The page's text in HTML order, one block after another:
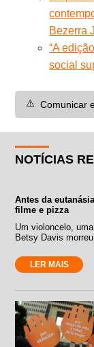
Bezerra
“A
social
⚠️ Comunicar
NOTÍCIAS
Antes da
filme e pizza
Um violoncelo,
Betsy Davis
LER MAIS